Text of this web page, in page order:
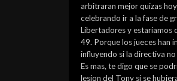
arbitraran mejor quizas
celebrando ir a la fase de
Libertadores y estariamos
49. Porque los jueces han
influyendo si la directiva no
Es mas, te digo que se
lesion del Tony si se